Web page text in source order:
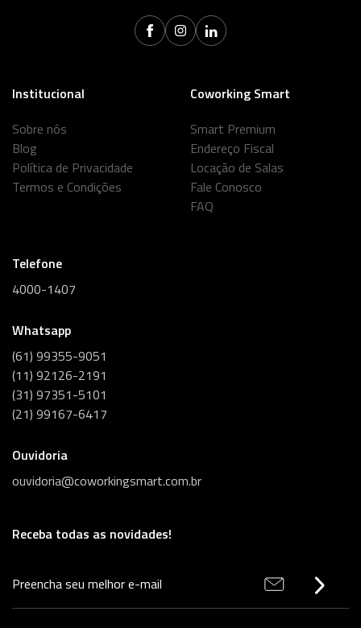
Institucional
Sobre nós
Blog
Política de Privacidade
Termos e Condições
Coworking Smart
Smart Premium
Endereço Fiscal
Locação de Salas
Fale Conosco
FAQ
Telefone
4000-1407
Whatsapp
(61) 99355-9051
(11) 92126-2191
(31) 97351-5101
(21) 99167-6417
Ouvidoria
ouvidoria@coworkingsmart.com.br
Receba todas as novidades!